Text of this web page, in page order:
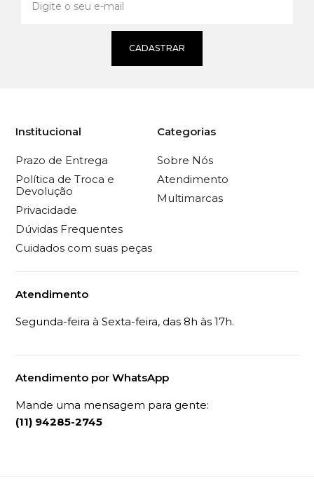
CADASTRAR
Institucional
Prazo de Entrega
Política de Troca e
Devolução
Privacidade
Dúvidas Frequentes
Cuidados com suas peças
Categorias
Sobre Nós
Atendimento
Multimarcas
Atendimento
Segunda-feira à Sexta-feira, das 8h às 17h.
Atendimento por WhatsApp
Mande uma mensagem para gente:
(11) 94285-2745